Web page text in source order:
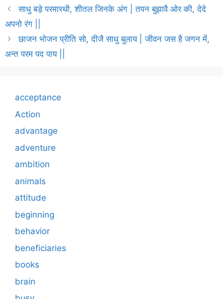
साधु बड़े परमारथी, शीतल जिनके अंग | तपन बुझावै ओर की, देदे
अपनो रंग ||
छाजन भोजन प्रीति सो, दीजै साधु बुलाय | जीवन जस है जगन में,
अन्त परम पद पाय ||
acceptance
Action
advantage
adventure
ambition
animals
attitude
beginning
behavior
beneficiaries
books
brain